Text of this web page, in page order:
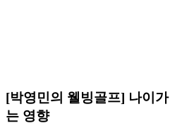
[박영민의 웰빙골프] 나이
는 영향